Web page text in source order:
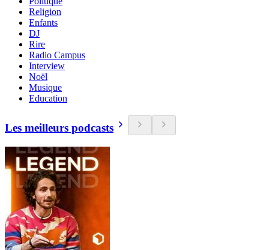
Religion
Enfants
DJ
Rire
Radio Campus
Interview
Noël
Musique
Education
Les meilleurs podcasts